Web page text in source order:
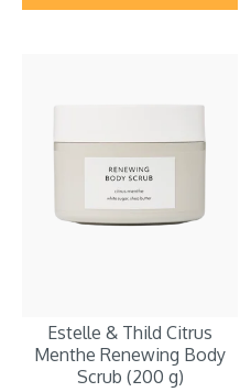
Estelle & Thild Citrus
Menthe Renewing Body
Scrub (200 g)